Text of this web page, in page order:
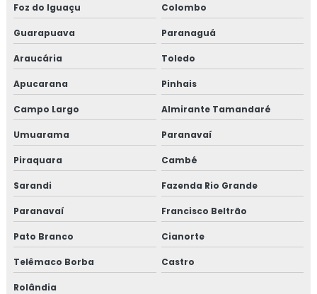
Foz do Iguaçu Colombo
Guarapuava Paranaguá
Araucária Toledo
Apucarana Pinhais
Campo Largo Almirante Tamandaré
Umuarama Paranavaí
Piraquara Cambé
Sarandi Fazenda Rio Grande
Paranavaí Francisco Beltrão
Pato Branco Cianorte
Telêmaco Borba Castro
Rolândia